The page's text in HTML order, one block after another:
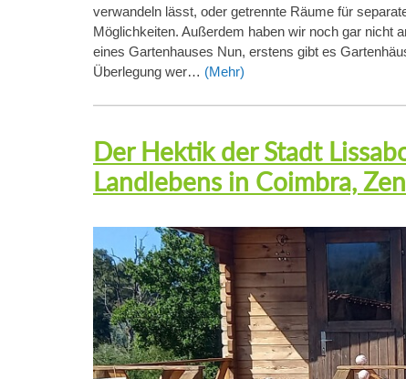
verwandeln lässt, oder getrennte Räume für
Möglichkeiten. Außerdem haben wir noch gar nicht
eines Gartenhauses Nun, erstens gibt es
Überlegung wer… (Mehr)
Der Hektik der Stadt
Landlebens in Coimbra,